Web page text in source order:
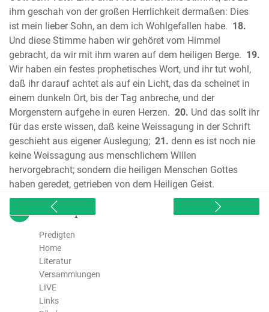
Der erste Brief des Paulus an die
Korinther
Der zweite Brief des Paulus an die
Korinther
Der Brief des Paulus an die Galater
Der Brief des Paulus an die Epheser
Der Brief des Paulus an die Philipper
Der Brief des Paulus an die Kolosser
Der erste Brief des Paulus an die
Thessalonicher
Der zweite Brief des Paulus an die
Thessalonicher
Der erste Brief des Paulus an Thimotheus
Der zweite Brief des Paulus an
Thimotheus
Der Brief des Paulus an Titus
Der Brief des Paulus an Philemon
Der erste Brief des Petrus
Der zweite Brief des Petrus
ihm geschah von der großen Herrlichkeit dermaßen: Dies
ist mein lieber Sohn, an dem ich Wohlgefallen habe. 18.
Und diese Stimme haben wir gehöret vom Himmel
gebracht, da wir mit ihm waren auf dem heiligen Berge. 19.
Wir haben ein festes prophetisches Wort, und ihr tut wohl,
daß ihr darauf achtet als auf ein Licht, das da scheinet in
einem dunkeln Ort, bis der Tag anbreche, und der
Morgenstern aufgehe in euren Herzen. 20. Und das sollt ihr
für das erste wissen, daß keine Weissagung in der Schrift
geschieht aus eigener Auslegung; 21. denn es ist noch nie
keine Weissagung aus menschlichem Willen
hervorgebracht; sondern die heiligen Menschen Gottes
haben geredet, getrieben von dem Heiligen Geist.
sitemap
Predigten
Home
Literatur
Versammlungen
LIVE
Links